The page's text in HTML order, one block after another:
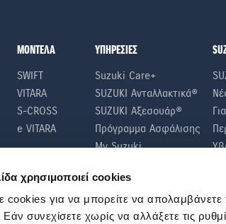
χρησιμοποιεί cookies
cookies για να μπορείτε να απολαμβάνετε
Εάν συνεχίσετε χωρίς να αλλάξετε τις
ΜΟΝΤΕΛΑ
SWIFT
VITARA
S-CROSS
e VITARA
ΥΠΗΡΕΣΙΕΣ
Suzuki Care+
SUZUKI Ανταλλακτικά®
SUZUKI Αξεσουάρ®
Πρόγραμμα Ασφάλισης
My Suzuki